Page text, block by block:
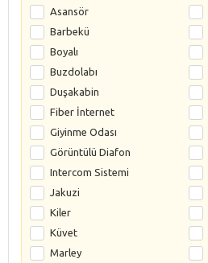
Asansör
Barbekü
Boyalı
Buzdolabı
Duşakabin
Fiber İnternet
Giyinme Odası
Görüntülü Diafon
Intercom Sistemi
Jakuzi
Kiler
Küvet
Marley